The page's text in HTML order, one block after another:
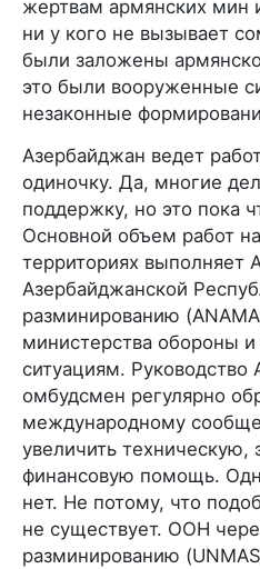
жертвам армянских
ни у кого не вызывает
были заложены
это были вооруженные
незаконные
Азербайджан ведет
одиночку. Да, многие
поддержку, но это пока
Основной объем работ
территориях выполняет
Азербайджанской
разминированию
министерства обороны
ситуациям.
омбудсмен регулярно
международному
увеличить техническую,
финансовую помощь.
нет. Не потому, что
не существует. ООН
разминированию